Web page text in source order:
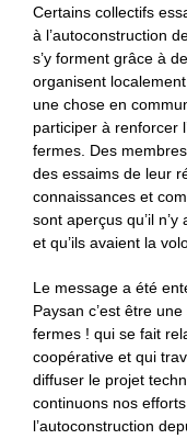
Certains collectifs
à l’autoconstruction
s’y forment grâce à
organisent
une chose en
participer à renforcer
fermes. Des
des essaims de leur
connaissances et
sont aperçus qu’il
et qu’ils avaient la
Le message a été
Paysan c’est être
fermes ! qui se fait
coopérative et qui
diffuser le projet
continuons nos
l’autoconstruction